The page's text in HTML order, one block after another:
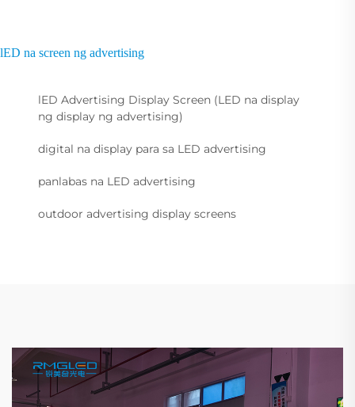
lED na screen ng advertising
lED Advertising Display Screen (LED na display
ng display ng advertising)
digital na display para sa LED advertising
panlabas na LED advertising
outdoor advertising display screens